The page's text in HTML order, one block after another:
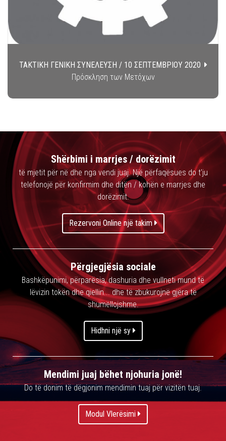
ΤΑΚΤΙΚΗ ΓΕΝΙΚΗ ΣΥΝΕΛΕΥΣΗ / 10 ΣΕΠΤΕΜΒΡΙΟΥ 2020
Πρόσκληση των Μετόχων
Shërbimi i marrjes / dorëzimit
të mjetit për në dhe nga vendi juaj. Një përfaqësues do t'ju
telefonojë për konfirmim dhe ditën / kohën e marrjes dhe
dorëzimit.
Rezervoni Online një takim
Përgjegjësia sociale
Bashkëpunimi, përparësia, dashuria dhe vullneti mund të
lëvizin tokën dhe qiellin... dhe të zbukurojnë gjëra të
shumëllojshme.
Hidhni një sy
Mendimi juaj bëhet njohuria jonë!
Do të donim të dëgjonim mendimin tuaj për vizitën tuaj.
Modul Vlerësimi